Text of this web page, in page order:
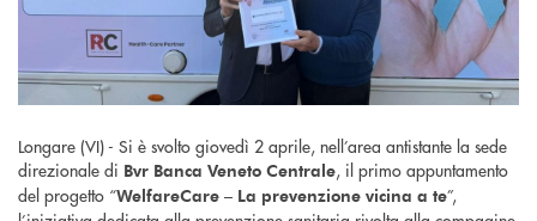
Longare (VI) - Si è svolto giovedì 2 aprile, nell’area antistante la sede
direzionale di Bvr Banca Veneto Centrale, il primo appuntamento
del progetto “WelfareCare – La prevenzione vicina a te”,